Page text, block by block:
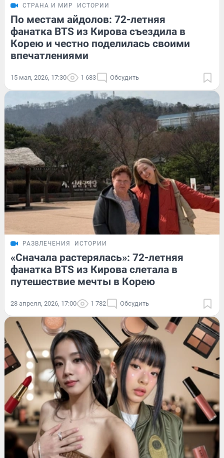
СТРАНА И МИР ИСТОРИИ
По местам айдолов: 72-летняя
фанатка BTS из Кирова съездила в
Корею и честно поделилась своими
впечатлениями
15 мая, 2026, 17:30 1 683 Обсудить
РАЗВЛЕЧЕНИЯ ИСТОРИИ
«Сначала растерялась»: 72-летняя
фанатка BTS из Кирова слетала в
путешествие мечты в Корею
28 апреля, 2026, 17:00 1 782 Обсудить